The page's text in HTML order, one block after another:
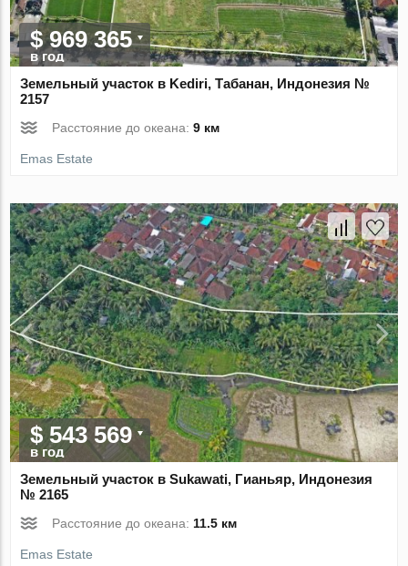
$ 969 365
в год
Земельный участок в Kediri, Табанан, Индонезия №
2157
Расстояние до океана:9 км
Emas Estate
$ 543 569
в год
Земельный участок в Sukawati, Гианьяр, Индонезия
№ 2165
Расстояние до океана: 11.5 км
Emas Estate